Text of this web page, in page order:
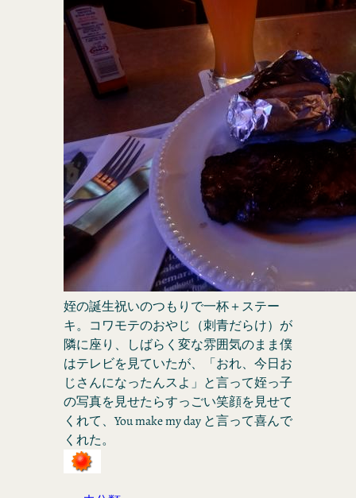
姪の誕生祝いのつもりで一杯＋ステー
キ。コワモテのおやじ（刺青だらけ）が
隣に座り、しばらく変な雰囲気のまま僕
はテレビを見ていたが、「おれ、今日お
じさんになったんスよ」と言って姪っ子
の写真を見せたらすっごい笑顔を見せて
くれて、You make my day と言って喜んで
くれた。